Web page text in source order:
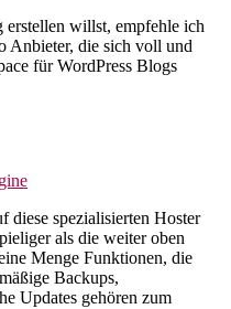
willst, empfehle ich
Anbieter, die sich voll und
für WordPress Blogs
diese spezialisierten Hoster
als die weiter oben
Menge Funktionen, die
Backups,
Updates gehören zum